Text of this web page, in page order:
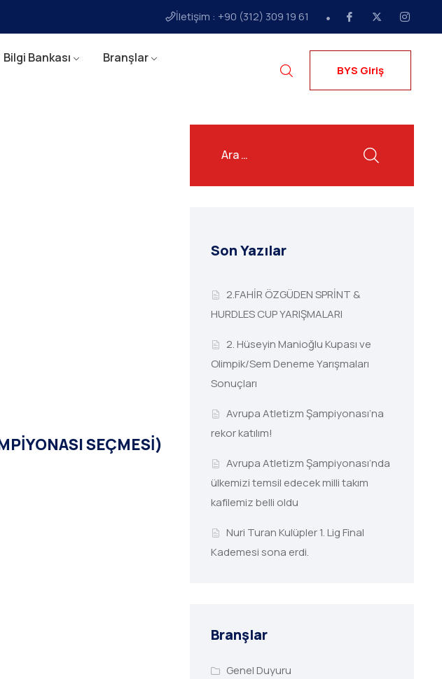
İletişim : +90 (312) 309 19 61
Bilgi Bankası
Branşlar
BYS Giriş
SEÇMESİ)
Son Yazılar
2.FAHİR ÖZGÜDEN SPRİNT &
HURDLES CUP YARIŞMALARI
2. Hüseyin Manioğlu Kupası ve
Olimpik/Sem Deneme Yarışmaları
Sonuçları
Avrupa Atletizm Şampiyonası’na
rekor katılım!
Avrupa Atletizm Şampiyonası’nda
ülkemizi temsil edecek milli takım
kafilemiz belli oldu
Nuri Turan Kulüpler 1. Lig Final
Kademesi sona erdi.
Branşlar
Genel Duyuru